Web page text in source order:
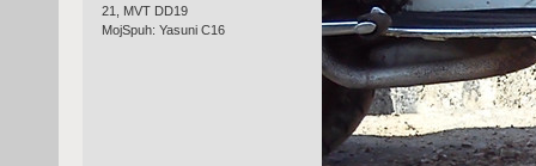
21, MVT DD19
MojSpuh: Yasuni C16